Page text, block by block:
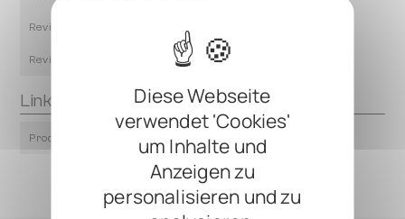
Diese Webseite
verwendet 'Cookies'
um Inhalte und
Anzeigen zu
personalisieren und zu
Review by reddit /guitarpedals (EN)
Review by delicious audio (EN)
Links
Product Page